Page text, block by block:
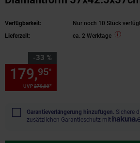
Verfügbarkeit:
Nur noch 10 Stück
Lieferzeit:
ca. 2 Werktage
-33 %
Sie Sparen 33 Prozent,
UVP270,00*
179,95*
Garantieverlängerung hinzufügen. Sichere
zusätzlichen Garantieschutz mit